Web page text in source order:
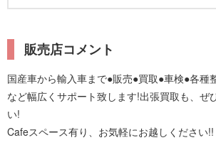
販売店コメント
国産車から輸入車まで●販売●買取●車検●各種
など幅広くサポート致します!出張買取も、ぜ
い!
Cafeスペース有り、お気軽にお越しください!!